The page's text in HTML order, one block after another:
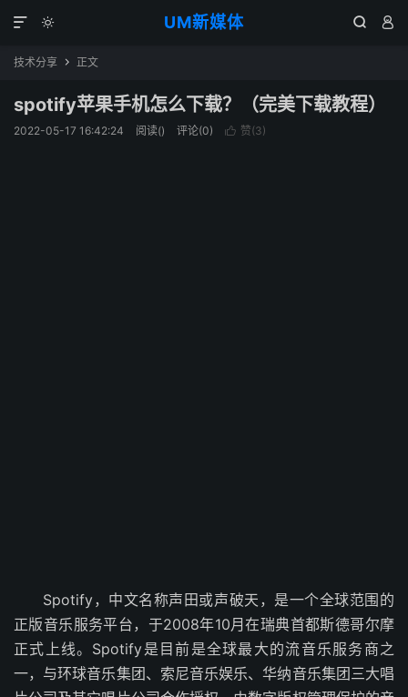
UM新媒体
  

技术分享  正文
spotify苹果手机怎么下载？（完美下载教程）
2022-05-17 16:42:24 阅读() 评论(0)  赞(3)
Spotify，中文名称声田或声破天，是一个全球范围的
正版音乐服务平台，于2008年10月在瑞典首都斯德哥尔摩
正式上线。Spotify是目前是全球最大的流音乐服务商之
一，与环球音乐集团、索尼音乐娱乐、华纳音乐集团三大唱